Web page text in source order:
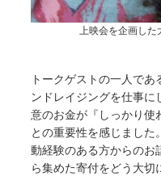
上映会を企画した
トークゲストの一人で
ンドレイジングを仕事
意のお金が『しっかり使
との重要性を感じまし
動経験のある方からのお
ら集めた寄付をどう大切